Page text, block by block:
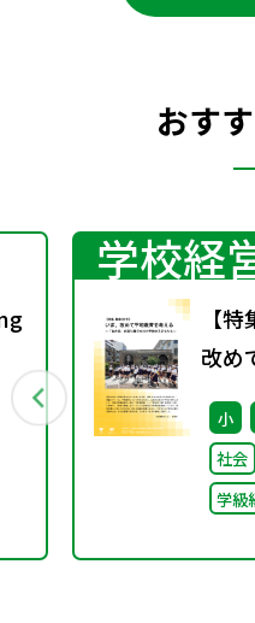
おす
学校経
【
改め
る
ぐ
ち〜
小
社会
学級